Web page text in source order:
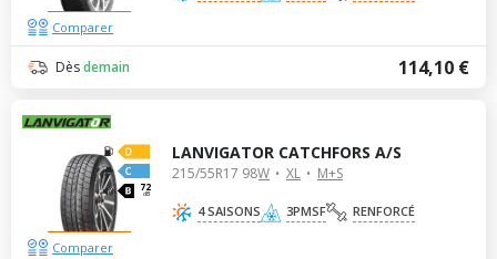
114,10 €
Dèsdemain
Comparer
72
dB
LANVIGATOR CATCHFORS A/S
215/55R17 98W XL M+S
4 SAISONS 3PMSF RENFORCÉ
Comparer